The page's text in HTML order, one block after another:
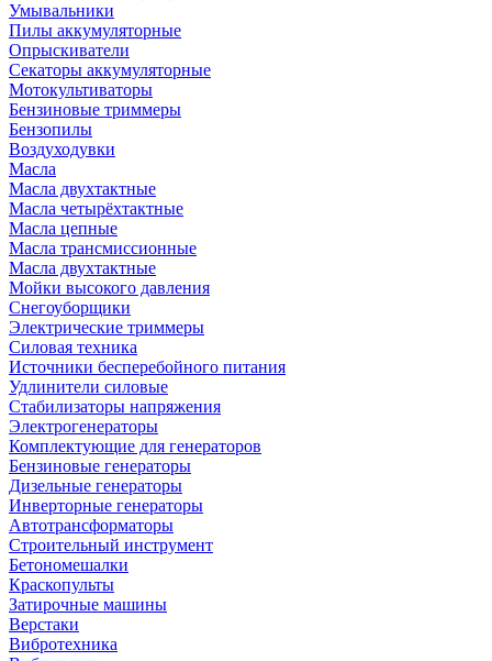
Умывальники
Пилы аккумуляторные
Опрыскиватели
Секаторы аккумуляторные
Мотокультиваторы
Бензиновые триммеры
Бензопилы
Воздуходувки
Масла
Масла двухтактные
Масла четырёхтактные
Масла цепные
Масла трансмиссионные
Масла двухтактные
Мойки высокого давления
Снегоуборщики
Электрические триммеры
Силовая техника
Источники бесперебойного питания
Удлинители силовые
Стабилизаторы напряжения
Электрогенераторы
Комплектующие для генераторов
Бензиновые генераторы
Дизельные генераторы
Инверторные генераторы
Автотрансформаторы
Строительный инструмент
Бетономешалки
Краскопульты
Затирочные машины
Верстаки
Вибротехника